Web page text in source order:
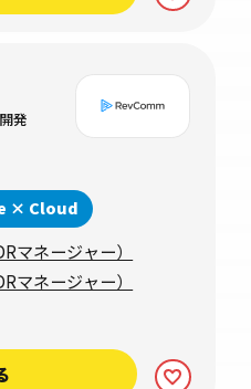
発
× Cloud
マネージャー）
マネージャー）